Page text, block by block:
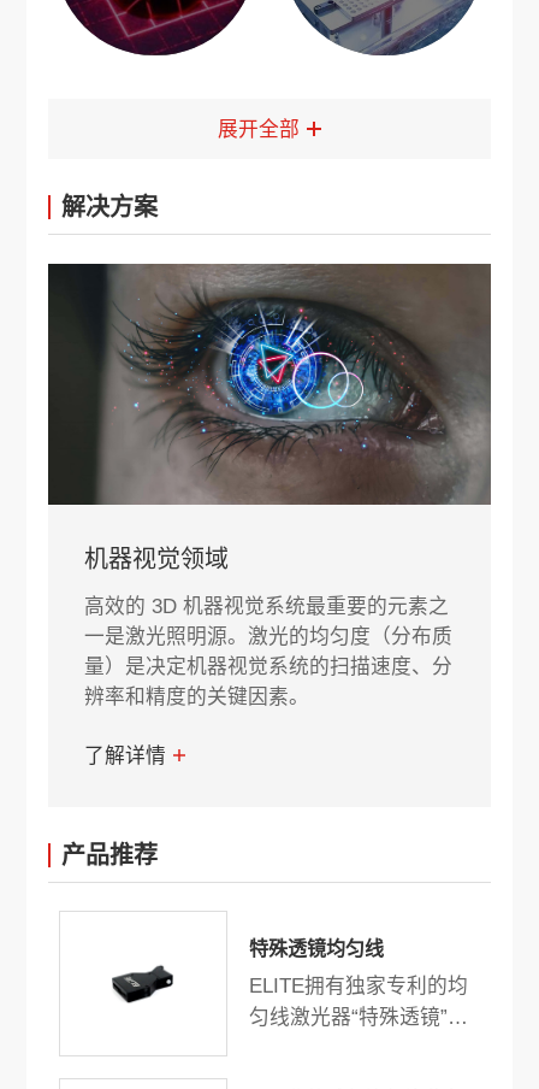
展开全部
解决方案
机器视觉领域
高效的 3D 机器视觉系统最重要的元素之
一是激光照明源。激光的均匀度（分布质
量）是决定机器视觉系统的扫描速度、分
辨率和精度的关键因素。
了解详情
产品推荐
特殊透镜均匀线
ELITE拥有独家专利的均
匀线激光器“特殊透镜”是